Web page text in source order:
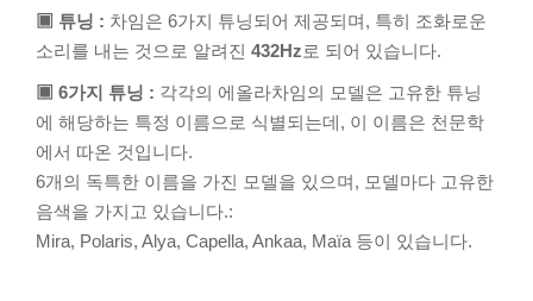
▣ 튜닝 : 차임은 6가지 튜닝되어 제공되며, 특히 조화로운
소리를 내는 것으로 알려진 432Hz로 되어 있습니다.
▣ 6가지 튜닝 : 각각의 에올라차임의 모델은 고유한 튜닝
에 해당하는 특정 이름으로 식별되는데, 이 이름은 천문학
에서 따온 것입니다.
6개의 독특한 이름을 가진 모델을 있으며, 모델마다 고유한
음색을 가지고 있습니다.:
Mira, Polaris, Alya, Capella, Ankaa, Maïa 등이 있습니다.